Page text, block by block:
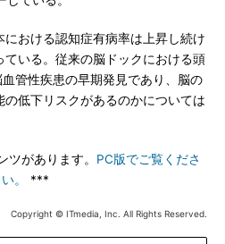
おける認知症有病率は上昇し続け
いる。従来の脳ドックにおける頭
管性疾患の早期発見であり、脳の
低下リスクがあるのかについては
があります。 PC版でご覧くださ
い。
***
Copyright © ITmedia, Inc. All Rights Reserved.